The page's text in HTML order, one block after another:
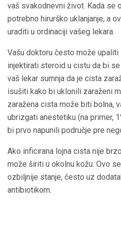
vaš svakodnevni život. Kada se
potrebno hirurško uklanjanje, a
uraditi u ordinaciji vašeg lekara.
Vašu doktoru često može
injektirati steroid u cistu da bi
vaš lekar sumnja da je cista
isušiti kako bi uklonili zaraženi
zaražena cista može biti bolna,
ubrizgati anestetiku (na primer,
bi prvo napunili područje pre
Ako inficirana lojna cista nije
može širiti u okolnu kožu. Ovo
ozbiljnije stanje, često uz
antibiotikom.